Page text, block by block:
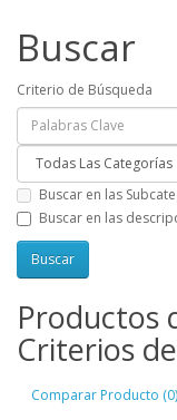
Buscar
Criterio de Búsqueda
Buscar en las
Buscar en las
Productos
Criterios
Comparar Producto (0)